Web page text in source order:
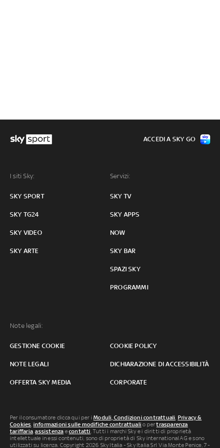
I siti Sky:
SKY SPORT
SKY TG24
SKY VIDEO
SKY ARTE
Servizi:
SKY TV
SKY APPS
NOW
SKY BAR
SPAZI SKY
PROGRAMMI
Note legali:
GESTIONE COOKIE COOKIE POLICY
NOTE LEGALI DICHIARAZIONE DI ACCESSIBILITÀ
OFFERTA SKY MEDIA CORPORATE
ACCEDI A SKY GO
Per il consumatore clicca qui per iModuli, Condizioni contrattuali, Privacy &
Cookies, informazioni sulle modifiche contrattuali o pertrasparenza
tariffaria,assistenza econtatti. Tutti i marchi Sky e i diritti di proprietà
intellettuale in essi contenuti, sono di proprietà di Sky international AG e sono
utilizzati su licenza. Copyright 2026 Sky Italia - Sky Italia Srl Via Monte Penice, 7 -